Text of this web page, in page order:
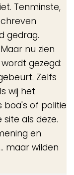
Tenminste,
gedrag.
nu zien
gezegd:
Zelfs
wij het
boa's of politie
als deze.
en
maar wilden